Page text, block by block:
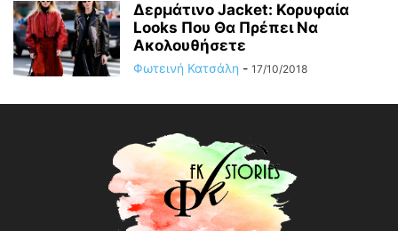
Δερμάτινο Jacket: Κορυφαία
Looks Που Θα Πρέπει Να
Ακολουθήσετε
Φωτεινή Κατσάλη - 17/10/2018